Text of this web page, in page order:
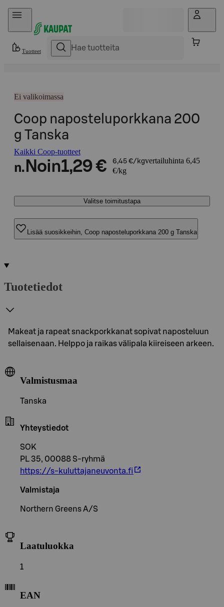
Hyppää sisältöön
Tuotteet
Ei valikoimassa
Coop naposteluporkkana 200
g Tanska
Kaikki Coop-tuotteet
n. Noin1,29 € 6,45 €/kgvertailuhinta 6,45
€/kg
Valitse toimitustapa
Lisää suosikkeihin, Coop naposteluporkkana 200 g Tanska
Tuotetiedot
Makeat ja rapeat snackporkkanat sopivat naposteluun
sellaisenaan. Helppo ja raikas välipala kiireiseen arkeen.
Valmistusmaa
Tanska
Yhteystiedot
SOK
PL 35, 00088 S-ryhmä
https://s-kuluttajaneuvonta.fi
Valmistaja
Northern Greens A/S
Laatuluokka
1
EAN